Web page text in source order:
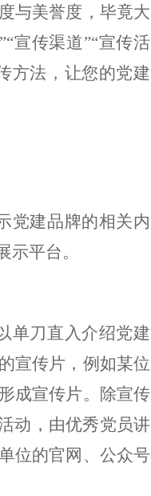
与美誉度，毕竟大
宣传渠道”“宣传活
方法，让您的党建
党建品牌的相关内
平台。
单刀直入介绍党建
宣传片，例如某位
成宣传片。除宣传
动，由优秀党员讲
位的官网、公众号